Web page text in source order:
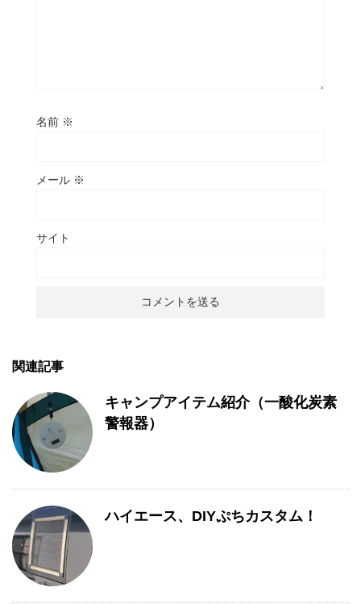
名前 ※
メール ※
サイト
関連記事
キャンプアイテム紹介（一酸化炭素
警報器）
ハイエース、DIYぷちカスタム！